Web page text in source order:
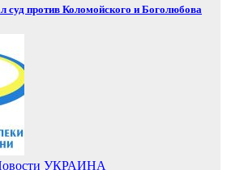
суд против Коломойского и Боголюбова
УКРАИНА